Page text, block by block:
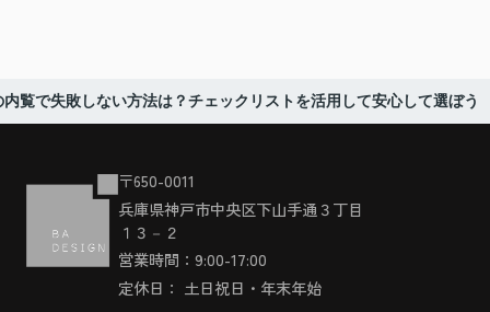
覧で失敗しない方法は？チェックリストを活用して安心して選ぼう
〒650-0011
兵庫県神戸市中央区下山手通３丁目
１３－２
営業時間：9:00-17:00
定休日： 土日祝日・年末年始